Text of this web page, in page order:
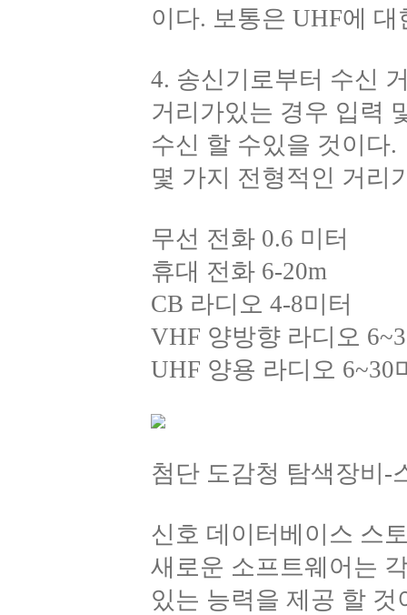
이다. 보통은 UHF에
4. 송신기로부터 수신
거리가있는 경우 입력
수신 할 수있을 것이다.
몇 가지 전형적인 거리
무선 전화 0.6 미터
휴대 전화 6-20m
CB 라디오 4-8미터
VHF 양방향 라디오
UHF 양용 라디오 6~30
첨단 도감청 탐색장비-
신호 데이터베이스 스
새로운 소프트웨어는
있는 능력을 제공 할 것